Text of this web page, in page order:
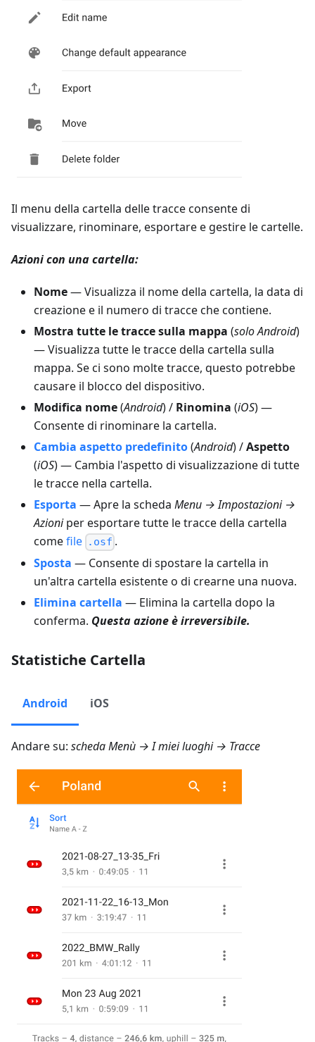
Il menu della cartella delle tracce consente di
visualizzare, rinominare, esportare e gestire le cartelle.
Azioni con una cartella:
Nome— Visualizza il nome della cartella, la data di
creazione e il numero di tracce che contiene.
Mostra tutte le tracce sulla mappa (solo Android)
— Visualizza tutte le tracce della cartella sulla
mappa. Se ci sono molte tracce, questo potrebbe
causare il blocco del dispositivo.
Modifica nome(Android) / Rinomina (iOS) —
Consente di rinominare la cartella.
Cambia aspetto predefinito(Android) /Aspetto
(iOS) — Cambia l'aspetto di visualizzazione di tutte
le tracce nella cartella.
Esporta — Apre la scheda Menu → Impostazioni →
Azioniper esportare tutte le tracce della cartella
comefile .osf .
Sposta — Consente di spostare la cartella in
un'altra cartella esistente o di crearne una nuova.
Elimina cartella — Elimina la cartella dopo la
conferma. Questa azione è irreversibile.
Statistiche Cartella
Android iOS
Andare su: schedaMenù → I miei luoghi → Tracce